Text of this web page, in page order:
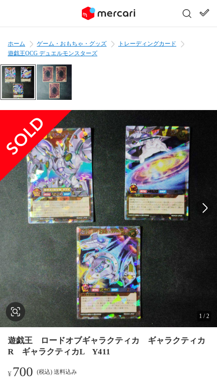
ホーム ゲーム・おもちゃ・グッズ
トレーディングカード
遊戯王OCG デュエルモンスターズ
1 /2
遊戯王 ロードオブギャラクティカ ギャラクティカ
R ギャラクティカL Y411
¥700 (税込) 送料込み